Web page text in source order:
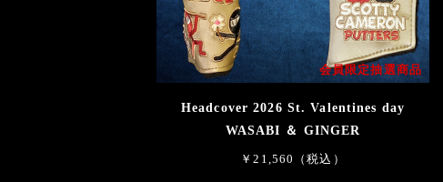
会員限定抽選商品
Headcover 2026 St. Valentines day
WASABI ＆ GINGER
￥21,560（税込）